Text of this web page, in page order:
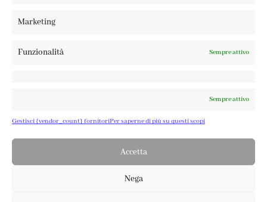
Marketing
Funzionalità Sempre attivo
Sempre attivo
Gestisci {vendor_count} fornitoriPer saperne di più su questi scopi
Accetta
Nega
FABBRICA DEL COLORE, VIA TAGLIAMENTO 13, 23900 LECCO
– ©ABRALUX SRL P.IVA 01504540137 | DESIGN BY